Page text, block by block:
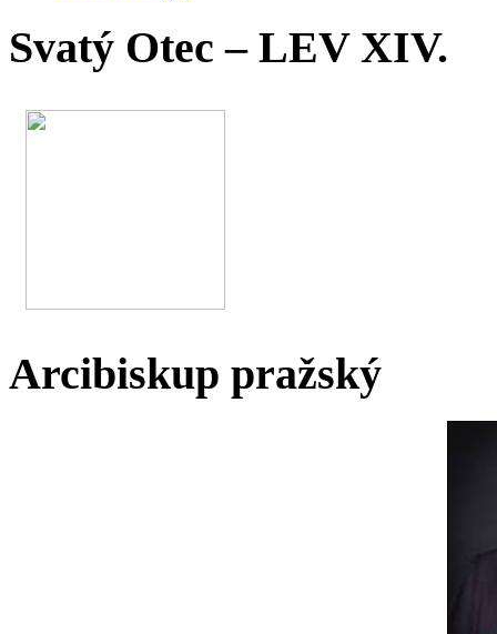
Svatý Otec – LEV XIV.
Arcibiskup pražský